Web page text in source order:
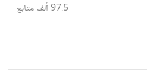
97.5 ألف متابع